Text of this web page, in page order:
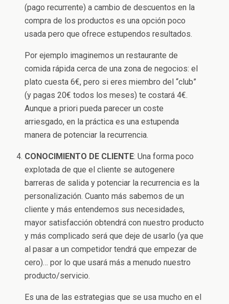
(pago recurrente) a cambio de descuentos en la
compra de los productos es una opción poco
usada pero que ofrece estupendos resultados.
Por ejemplo imaginemos un restaurante de
comida rápida cerca de una zona de negocios: el
plato cuesta 6€, pero si eres miembro del “club”
(y pagas 20€ todos los meses) te costará 4€.
Aunque a priori pueda parecer un coste
arriesgado, en la práctica es una estupenda
manera de potenciar la recurrencia.
CONOCIMIENTO DE CLIENTE: Una forma poco
explotada de que el cliente se autogenere
barreras de salida y potenciar la recurrencia es la
personalización. Cuanto más sabemos de un
cliente y más entendemos sus necesidades,
mayor satisfacción obtendrá con nuestro producto
y más complicado será que deje de usarlo (ya que
al pasar a un competidor tendrá que empezar de
cero)… por lo que usará más a menudo nuestro
producto/servicio.
Es una de las estrategias que se usa mucho en el